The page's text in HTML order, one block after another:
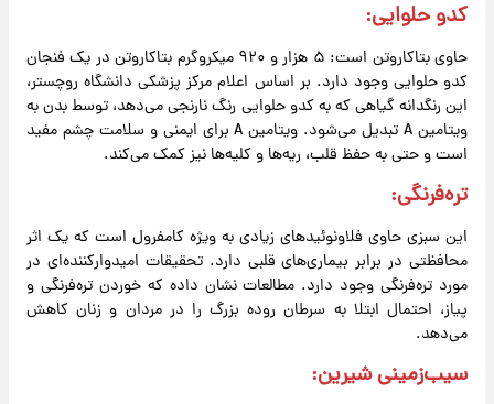
کدو حلوایی:
حاوی بتاکاروتن است: ۵ هزار و ۹۲۰ میکروگرم بتاکاروتن در یک فنجان
کدو حلوایی وجود دارد. بر اساس اعلام مرکز پزشکی دانشگاه روچستر،
این رنگدانه گیاهی که به کدو حلوایی رنگ نارنجی می‌دهد، توسط بدن به
ویتامین A تبدیل می‌شود. ویتامین A برای ایمنی و سلامت چشم مفید
است و حتی به حفظ قلب، ریه‌ها و کلیه‌ها نیز کمک می‌کند.
تره‌فرنگی:
این سبزی حاوی فلاونوئیدهای زیادی به ویژه کامفرول است که یک اثر
محافظتی در برابر بیماری‌های قلبی دارد. تحقیقات امیدوارکننده‌ای در
مورد تره‌فرنگی وجود دارد. مطالعات نشان داده که خوردن تره‌فرنگی و
پیاز، احتمال ابتلا به سرطان روده بزرگ را در مردان و زنان کاهش
می‌دهد.
سیب‌زمینی شیرین: